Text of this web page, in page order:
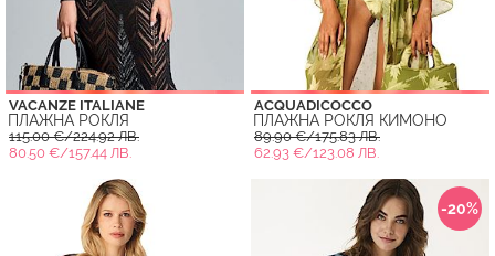
VACANZE ITALIANE
ПЛАЖНА РОКЛЯ
115.00 €/224.92 ЛВ.
80.50 €/157.44 ЛВ.
ACQUADICOCCO
ПЛАЖНА РОКЛЯ КИМОНО
89.90 €/175.83 ЛВ.
62.93 €/123.08 ЛВ.
-20%